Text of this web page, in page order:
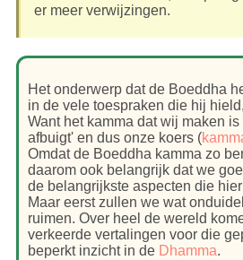
er meer verwijzingen.
Het onderwerp dat de Boeddha
in de vele toespraken die hij
Want het kamma dat wij maken
afbuigt' en dus onze koers (
Omdat de Boeddha kamma zo
daarom ook belangrijk dat we
de belangrijkste aspecten die
Maar eerst zullen we wat
ruimen. Over heel de wereld
verkeerde vertalingen voor die
beperkt inzicht in de Dhamma.